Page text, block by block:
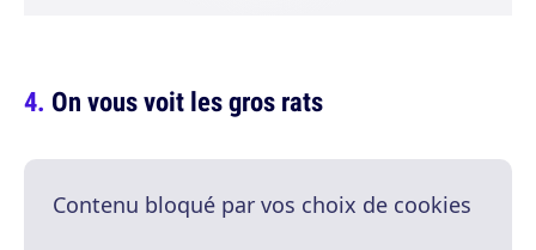
On vous voit les gros rats
Contenu bloqué par vos choix de cookies